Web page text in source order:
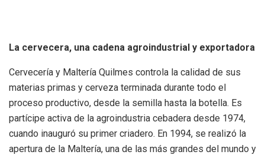
La cervecera, una cadena agroindustrial y exportadora
Cervecería y Maltería Quilmes controla la calidad de sus
materias primas y cerveza terminada durante todo el
proceso productivo, desde la semilla hasta la botella. Es
partícipe activa de la agroindustria cebadera desde 1974,
cuando inauguró su primer criadero. En 1994, se realizó la
apertura de la Maltería, una de las más grandes del mundo y